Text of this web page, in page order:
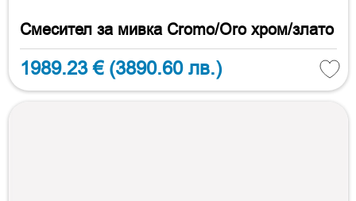
Смесител за мивка Cromo/Oro хром/злато
1989.23 € (3890.60 лв.)